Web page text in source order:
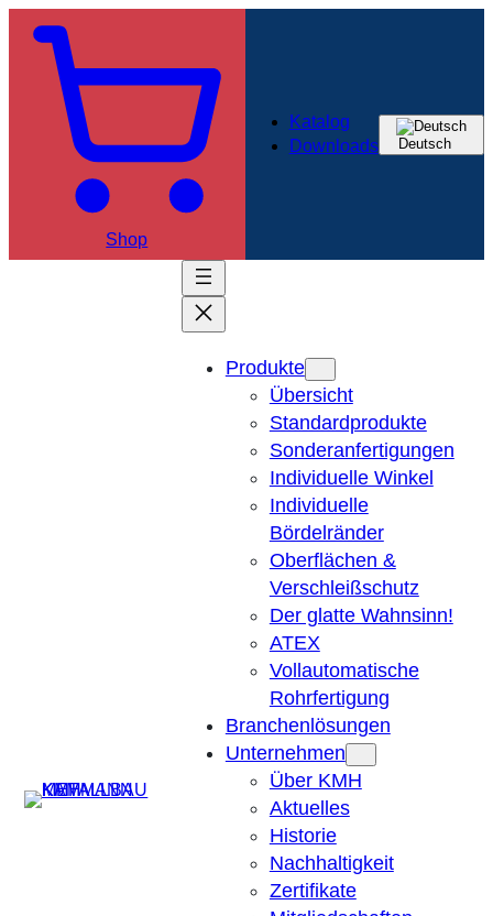
Shop
Katalog
Downloads
Deutsch
Produkte
Übersicht
Standardprodukte
Sonderanfertigungen
Individuelle Winkel
Individuelle
Bördelränder
Oberflächen &
Verschleißschutz
Der glatte Wahnsinn!
ATEX
Vollautomatische
Rohrfertigung
Branchenlösungen
Unternehmen
Über KMH
Aktuelles
Historie
Nachhaltigkeit
Zertifikate